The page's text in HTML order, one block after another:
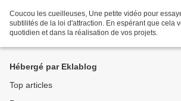
Coucou les cueilleuses, Une petite vidéo pour
subtilités de la loi d'attraction. En espérant que cela
quotidien et dans la réalisation de vos projets.
Hébergé par Eklablog
Top articles